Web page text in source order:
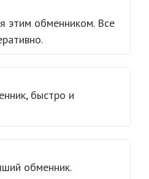
этим обменником. Все
быстро и
обменник.